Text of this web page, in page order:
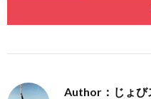
Author：じょび